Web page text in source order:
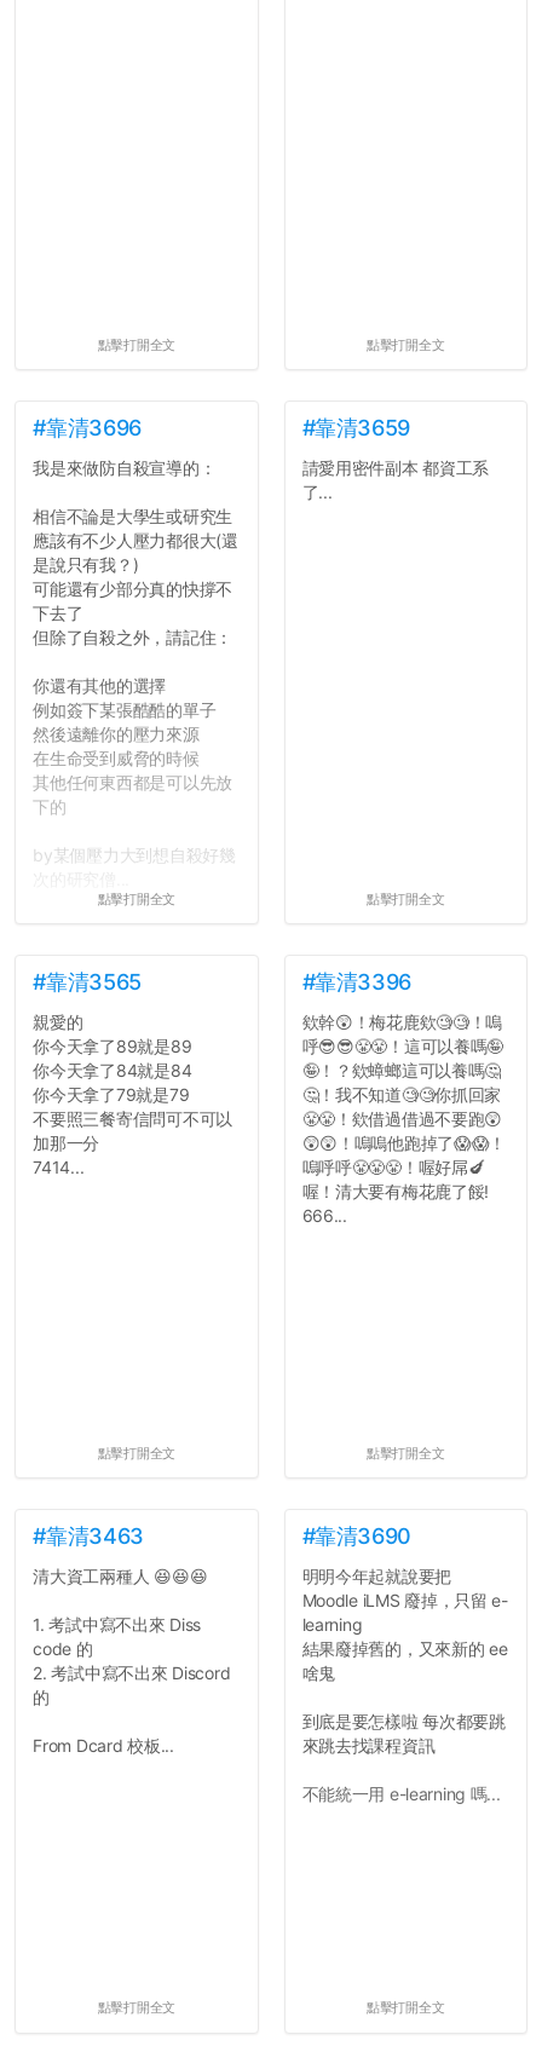
點擊打開全文 點擊打開全文
#靠清3696
我是來做防自殺宣導的：
相信不論是大學生或研究生
應該有不少人壓力都很大(還
是說只有我？)
可能還有少部分真的快撐不
下去了
但除了自殺之外，請記住：
你還有其他的選擇
例如簽下某張酷酷的單子
然後遠離你的壓力來源
在生命受到威脅的時候
其他任何東西都是可以先放
下的
by某個壓力大到想自殺好幾
點擊打開全文
#靠清3659
請愛用密件副本 都資工系
了...
點擊打開全文
#靠清3565
親愛的
你今天拿了89就是89
你今天拿了84就是84
你今天拿了79就是79
不要照三餐寄信問可不可以
加那一分
7414...
點擊打開全文
#靠清3396
欸幹😲！梅花鹿欸🧐🧐！嗚
呼😎😎😤😤！這可以養嗎🤪
🤪！？欸蟑螂這可以養嗎🤔
🤔！我不知道🧐🧐你抓回家
😤😤！欸借過借過不要跑😲
😲😲！嗚嗚他跑掉了😱😱！
嗚呼呼😤😤😤！喔好屌🍆
喔！清大要有梅花鹿了餒!
666...
點擊打開全文
#靠清3463
清大資工兩種人 😆😆😆
1. 考試中寫不出來 Diss
code 的
2. 考試中寫不出來 Discord
的
From Dcard 校板...
點擊打開全文
#靠清3690
明明今年起就說要把
Moodle iLMS 廢掉，只留 e-
learning
結果廢掉舊的，又來新的 ee
啥鬼
到底是要怎樣啦 每次都要跳
來跳去找課程資訊
不能統一用 e-learning 嗎...
點擊打開全文